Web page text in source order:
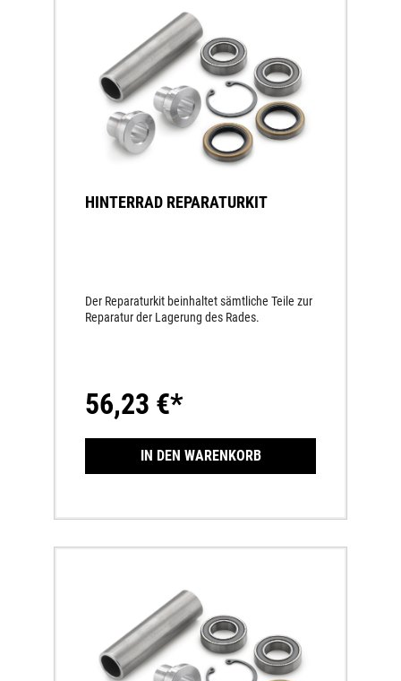
HINTERRAD REPARATURKIT
Der Reparaturkit beinhaltet sämtliche Teile zur
Reparatur der Lagerung des Rades.
56,23 €*
IN DEN WARENKORB